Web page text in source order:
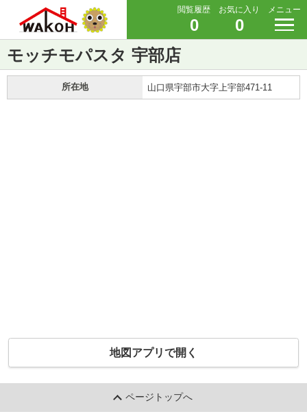
閲覧履歴
0
お気に入り
0
メニュー
モッチモパスタ 宇部店
所在地 山口県宇部市大字上宇部471-11
地図アプリで開く
ページトップへ